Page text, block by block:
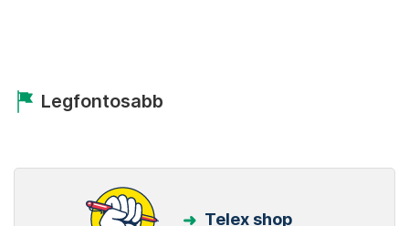
Legfontosabb
Telex shop